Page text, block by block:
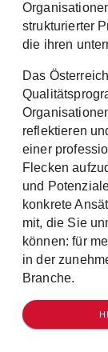
strukturierter
die ihren
Das
reflektieren
einer
Flecken
und
konkrete
mit, die Sie
können: für
in der
Branche.